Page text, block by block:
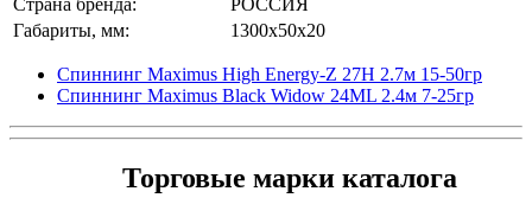
Габариты, мм:
1300x50x20
Спиннинг Maximus High Energy-Z 27H 2.7м 15-50гр
Спиннинг Maximus Black Widow 24ML 2.4м 7-25гр
Торговые марки каталога